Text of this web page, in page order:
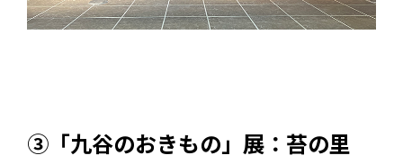
③「九谷のおきもの」展：苔の里